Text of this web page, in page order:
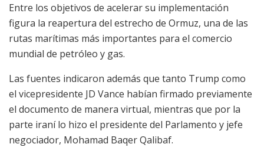
Entre los objetivos de acelerar su implementación
figura la reapertura del estrecho de Ormuz, una de las
rutas marítimas más importantes para el comercio
mundial de petróleo y gas.
Las fuentes indicaron además que tanto Trump como
el vicepresidente JD Vance habían firmado previamente
el documento de manera virtual, mientras que por la
parte iraní lo hizo el presidente del Parlamento y jefe
negociador, Mohamad Baqer Qalibaf.